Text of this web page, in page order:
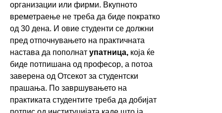
организации или фирми. Вкупното
времетраење не треба да биде пократко
од 30 дена. И овие студенти се должни
пред отпочнувањето на практичната
настава да пополнат упатница, која ќе
биде потпишана од професор, а потоа
заверена од Отсекот за студентски
прашања. По завршувањето на
практиката студентите треба да добијат